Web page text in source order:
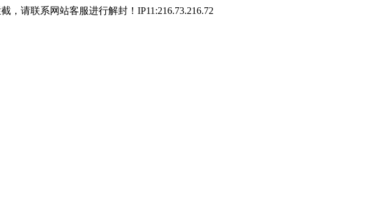
，请联系网站客服进行解封！IP11:216.73.216.72